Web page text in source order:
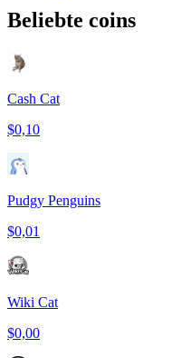
Beliebte coins
Cash Cat
$0,10
Pudgy Penguins
$0,01
Wiki Cat
$0,00